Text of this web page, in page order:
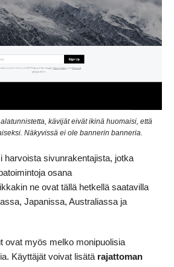
kävijät eivät ikinä huomaisi, että
Näkyvissä ei ole bannerin banneria.
harvoista sivunrakentajista, jotka
osana
ne ovat tällä hetkellä saatavilla
Japanissa, Australiassa ja
ovat myös melko monipuolisia
Käyttäjät voivat lisätä rajattoman